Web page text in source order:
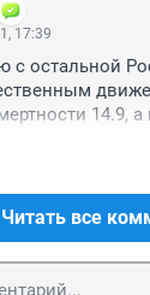
17:39
с остальной
14.9, а
ниже
коэффициент
10.4 и 16.3,
Читать все